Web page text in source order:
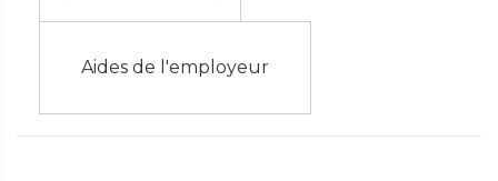
Aides de l'employeur